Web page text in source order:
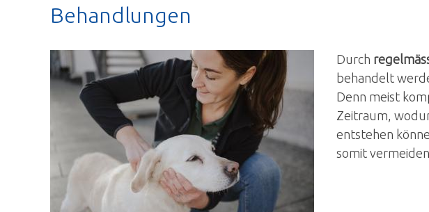
Behandlungen
Durch
behandelt
Denn meist
Zeitraum,
entstehen
somit